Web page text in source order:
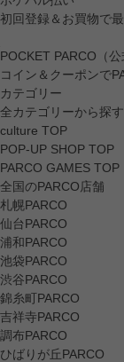
初回登録＆お買物で
POCKET PARCO（公
コイン＆クーポンで
カテゴリー
全カテゴリーから探す
culture TOP
POP-UP SHOP TOP
PARCO GAMES TOP
全国のPARCO店舗
札幌PARCO
仙台PARCO
浦和PARCO
池袋PARCO
渋谷PARCO
錦糸町PARCO
吉祥寺PARCO
調布PARCO
ひばりが丘PARCO